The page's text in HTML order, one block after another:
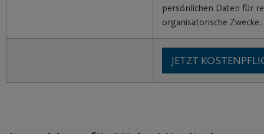
persönlichen Daten für
organisatorische Zwecke.